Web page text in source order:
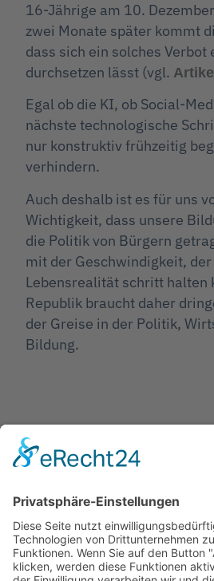
16-Jährige am 10.
zwei Monate später kommt
dass sich ein solches Verbot
durchsetzen lässt (vgl.
Egal ob die KI, ob Social-
nächste technologische
nur konstruktiv frühzeitig
verhindern.
Auch deshalb ist es für uns
Wichtigkeit, dass unsere
die Politik von Bürgern
mit der Geschwindigkeit,
Lebensrealität schritt halten
Republik braucht daher
der Greise in der Politik,
Bildung.
Jetzt teilen
Facebook Twitter
Pinterest WhatsApp